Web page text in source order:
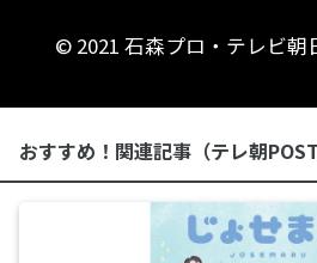
© 2021 石森プロ・テレビ朝
おすすめ！関連記事（テレ朝POST